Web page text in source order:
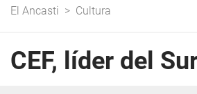
El Ancasti > Cultura
CEF, líder del